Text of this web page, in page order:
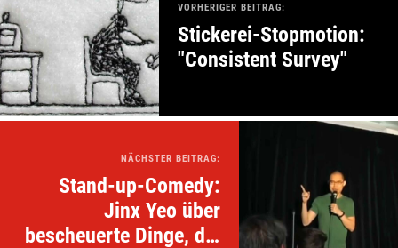
VORHERIGER BEITRAG:
Stickerei-Stopmotion:
"Consistent Survey"
NÄCHSTER BEITRAG:
Stand-up-Comedy:
Jinx Yeo über
bescheuerte Dinge, die